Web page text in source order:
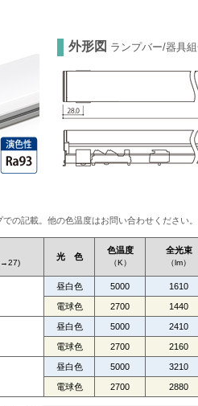
外形図 ランプバー/器具
の記載。他の色温度はお問い合わせください
光 色
色温度
（K）
全光束
（lm）
昼白色 5000 1610
電球色 2700 1440
昼白色 5000 2410
電球色 2700 2160
昼白色 5000 3210
電球色 2700 2880